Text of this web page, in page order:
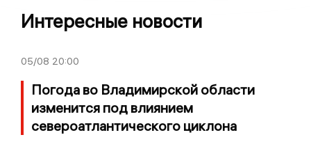
Интересные новости
05/08 20:00
Погода во Владимирской области
изменится под влиянием
североатлантического циклона